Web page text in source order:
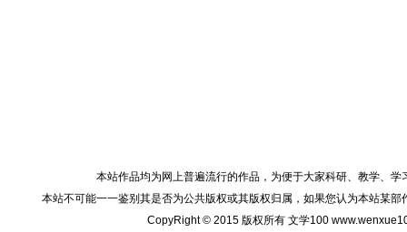
本站作品均为网上普遍流行的作品，为便于大家科研、教学、
本站不可能一一鉴别其是否为公共版权或其版权归属，如果您认为本站某
CopyRight © 2015 版权所有 文学100